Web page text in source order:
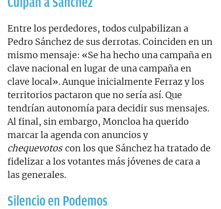
Entre los perdedores, todos culpabilizan a
Pedro Sánchez de sus derrotas. Coinciden en un
mismo mensaje: «Se ha hecho una campaña en
clave nacional en lugar de una campaña en
clave local». Aunque inicialmente Ferraz y los
territorios pactaron que no sería así. Que
tendrían autonomía para decidir sus mensajes.
Al final, sin embargo, Moncloa ha querido
marcar la agenda con anuncios y
chequevotos con los que Sánchez ha tratado de
fidelizar a los votantes más jóvenes de cara a
las generales.
Silencio en Podemos